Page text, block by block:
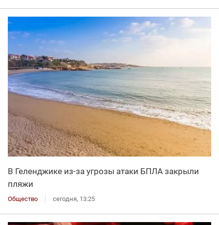
В Геленджике из-за угрозы атаки БПЛА закрыли
пляжи
Общество сегодня, 13:25